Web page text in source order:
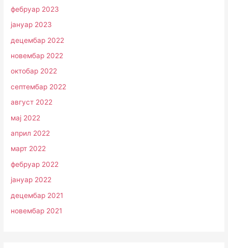
фебруар 2023
јануар 2023
децембар 2022
новембар 2022
октобар 2022
септембар 2022
август 2022
мај 2022
април 2022
март 2022
фебруар 2022
јануар 2022
децембар 2021
новембар 2021